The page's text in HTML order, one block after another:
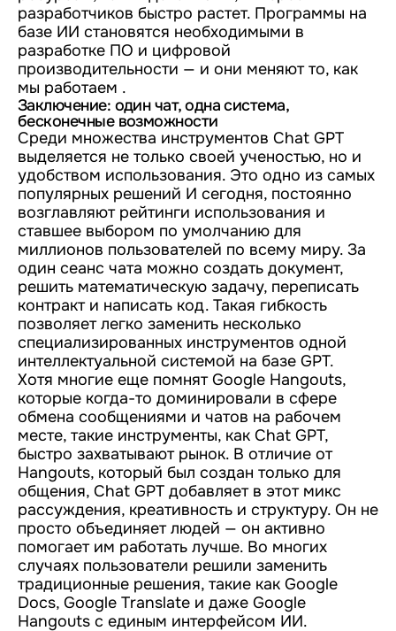
разработчиков быстро растет. Программы на
базе ИИ становятся необходимыми в
разработке ПО и цифровой
производительности — и они меняют то, как
мы работаем .
Заключение: один чат, одна система,
бесконечные возможности
Среди множества инструментов Chat GPT
выделяется не только своей ученостью, но и
удобством использования. Это одно из самых
популярных решений И сегодня, постоянно
возглавляют рейтинги использования и
ставшее выбором по умолчанию для
миллионов пользователей по всему миру. За
один сеанс чата можно создать документ,
решить математическую задачу, переписать
контракт и написать код. Такая гибкость
позволяет легко заменить несколько
специализированных инструментов одной
интеллектуальной системой на базе GPT.
Хотя многие еще помнят Google Hangouts,
которые когда-то доминировали в сфере
обмена сообщениями и чатов на рабочем
месте, такие инструменты, как Chat GPT,
быстро захватывают рынок. В отличие от
Hangouts, который был создан только для
общения, Chat GPT добавляет в этот микс
рассуждения, креативность и структуру. Он не
просто объединяет людей — он активно
помогает им работать лучше. Во многих
случаях пользователи решили заменить
традиционные решения, такие как Google
Docs, Google Translate и даже Google
Hangouts с единым интерфейсом ИИ.